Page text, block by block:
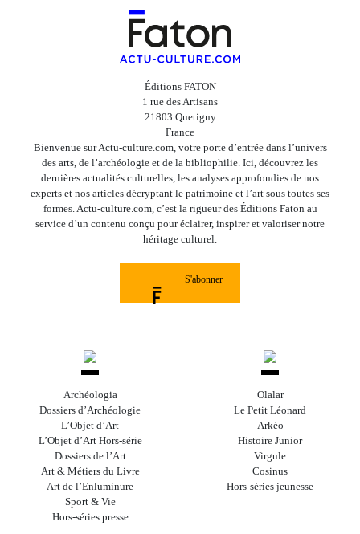
Éditions FATON
1 rue des Artisans
21803 Quetigny
France
Bienvenue sur Actu-culture.com, votre porte d’entrée dans l’univers
des arts, de l’archéologie et de la bibliophilie. Ici, découvrez les
dernières actualités culturelles, les analyses approfondies de nos
experts et nos articles décryptant le patrimoine et l’art sous toutes ses
formes. Actu-culture.com, c’est la rigueur des Éditions Faton au
service d’un contenu conçu pour éclairer, inspirer et valoriser notre
héritage culturel.
S'abonner
Archéologia
Dossiers d’Archéologie
L’Objet d’Art
L’Objet d’Art Hors-série
Dossiers de l’Art
Art & Métiers du Livre
Art de l’Enluminure
Sport & Vie
Hors-séries presse
Olalar
Le Petit Léonard
Arkéo
Histoire Junior
Virgule
Cosinus
Hors-séries jeunesse